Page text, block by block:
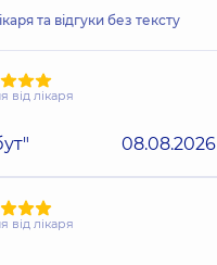
та відгуки без тексту
від лікаря
08.08.2026
від лікаря